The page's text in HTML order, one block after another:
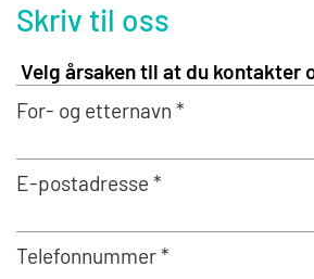
Skriv til oss
For- og etternavn *
E-postadresse *
Telefonnummer *